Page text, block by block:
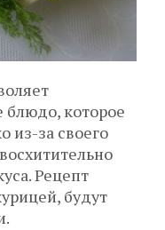
блюдо, которое
из-за своего
Рецепт
будут